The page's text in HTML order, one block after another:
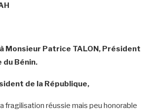
Monsieur Patrice TALON, Président
du Bénin.
de la République,
fragilisation réussie mais peu honorable